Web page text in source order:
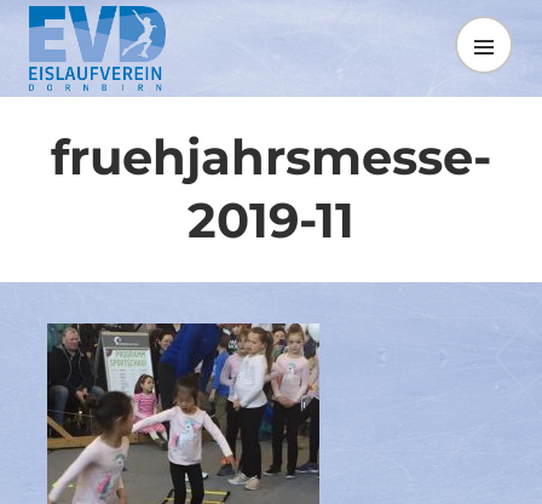
Springe
zum
Inhalt
MENÜ
fruehjahrsmesse-
2019-11